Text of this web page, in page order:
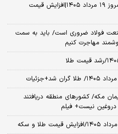
قیمت سکه، نیم سکه و ربع سکه امروز ۱۹ مرداد ۱۴۰۵|افزایش قیمت
فولاد ضروری است/ باید به سمت
مهاجرت کنیم
مکه/ کشورهای منطقه دریافتند
دروغین نیست+ فیلم